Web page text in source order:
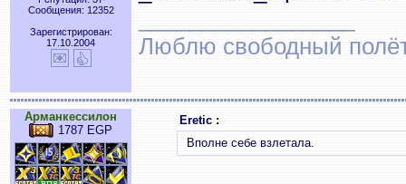
Сообщения: 12352
Зарегистрирован:
17.10.2004
Люблю свободный
Арманкессилон
1787 EGP
Eretic :
Вполне себе взлетала.